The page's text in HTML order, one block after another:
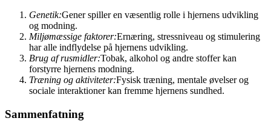
Genetik:Gener spiller en væsentlig rolle i hjernens udvikling
og modning.
Miljømæssige faktorer:Ernæring, stressniveau og stimulering
har alle indflydelse på hjernens udvikling.
Brug af rusmidler:Tobak, alkohol og andre stoffer kan
forstyrre hjernens modning.
Træning og aktiviteter:Fysisk træning, mentale øvelser og
sociale interaktioner kan fremme hjernens sundhed.
Sammenfatning